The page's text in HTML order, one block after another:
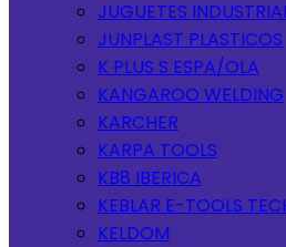
JUGUETES
JUNPLAST PLASTICOS
K PLUS S ESPA/OLA
KANGAROO WELDING
KARCHER
KARPA TOOLS
KB8 IBERICA
KEBLAR E-TOOLS
KELDOM